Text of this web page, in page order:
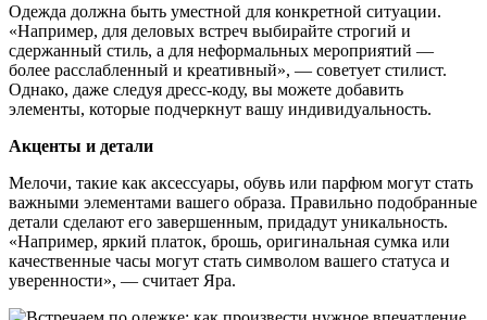
Одежда должна быть уместной для конкретной ситуации.
«Например, для деловых встреч выбирайте строгий и
сдержанный стиль, а для неформальных мероприятий —
более расслабленный и креативный», — советует стилист.
Однако, даже следуя дресс-коду, вы можете добавить
элементы, которые подчеркнут вашу индивидуальность.
Акценты и детали
Мелочи, такие как аксессуары, обувь или парфюм могут стать
важными элементами вашего образа. Правильно подобранные
детали сделают его завершенным, придадут уникальность.
«Например, яркий платок, брошь, оригинальная сумка или
качественные часы могут стать символом вашего статуса и
уверенности», — считает Яра.